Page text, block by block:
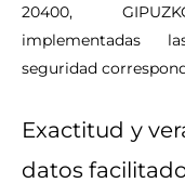
20400,
implementadas
seguridad
Exactitud y
datos